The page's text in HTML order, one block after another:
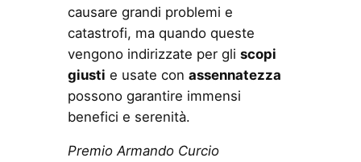
causare grandi problemi e
catastrofi, ma quando queste
vengono indirizzate per gli scopi
giusti e usate con assennatezza
possono garantire immensi
benefici e serenità.
Premio Armando Curcio